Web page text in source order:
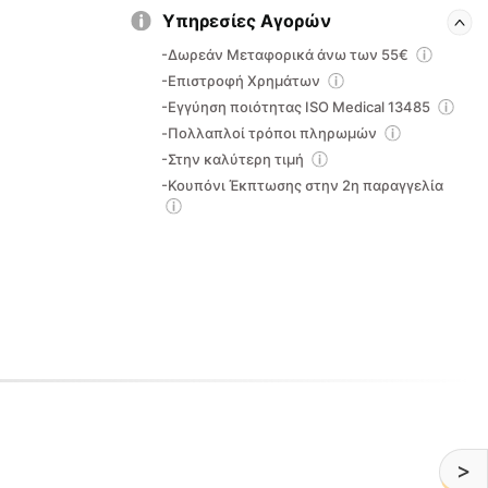
>
Υπηρεσίες Αγορών
-Δωρεάν Μεταφορικά άνω των 55€
-Επιστροφή Χρημάτων
-Εγγύηση ποιότητας ISO Medical 13485
-Πολλαπλοί τρόποι πληρωμών
-Στην καλύτερη τιμή
-Κουπόνι Έκπτωσης στην 2η παραγγελία